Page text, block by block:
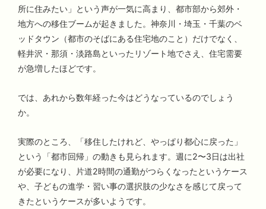
所に住みたい」という声が一気に高まり、都市部から郊外・
地方への移住ブームが起きました。神奈川・埼玉・千葉のベ
ッドタウン（都市のそばにある住宅地のこと）だけでなく、
軽井沢・那須・淡路島といったリゾート地でさえ、住宅需要
が急増したほどです。
では、あれから数年経った今はどうなっているのでしょう
か。
実際のところ、「移住したけれど、やっぱり都心に戻った」
という「都市回帰」の動きも見られます。週に2〜3日は出社
が必要になり、片道2時間の通勤がつらくなったというケース
や、子どもの進学・習い事の選択肢の少なさを感じて戻って
きたというケースが多いようです。